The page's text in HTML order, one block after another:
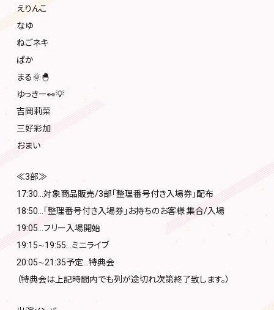
えりんこ
なゆ
ねごネキ
ぱか
まる🌞🐣
ゆっきー👀💡
吉岡莉菜
三好彩加
おまい
≪3部≫
17:30…対象商品販売/3部「整理番号付き入場券」配布
18:50…「整理番号付き入場券」お持ちのお客様 集合/入場
19:05…フリー入場開始
19:15∼19:55…ミニライブ
20:05∼21:35予定…特典会
（特典会は上記時間内でも列が途切れ次第終了致します。）